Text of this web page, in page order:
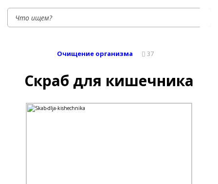
Очищение организма 37
Скраб для кишечника